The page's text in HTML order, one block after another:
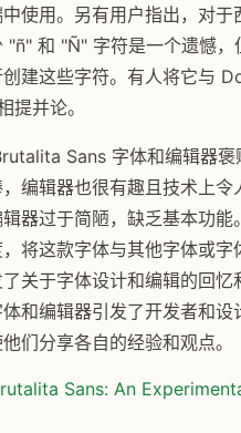
使用。另有用户指出，对于
"ñ" 和 "Ñ" 字符是一个遗憾，
建这些字符。有人将它与
提并论。
Sans 字体和编辑器褒
编辑器也很有趣且技术上令
器过于简陋，缺乏基本功能
将这款字体与其他字体或字
关于字体设计和编辑的回忆
和编辑器引发了开发者和设
们分享各自的经验和观点。
Sans: An